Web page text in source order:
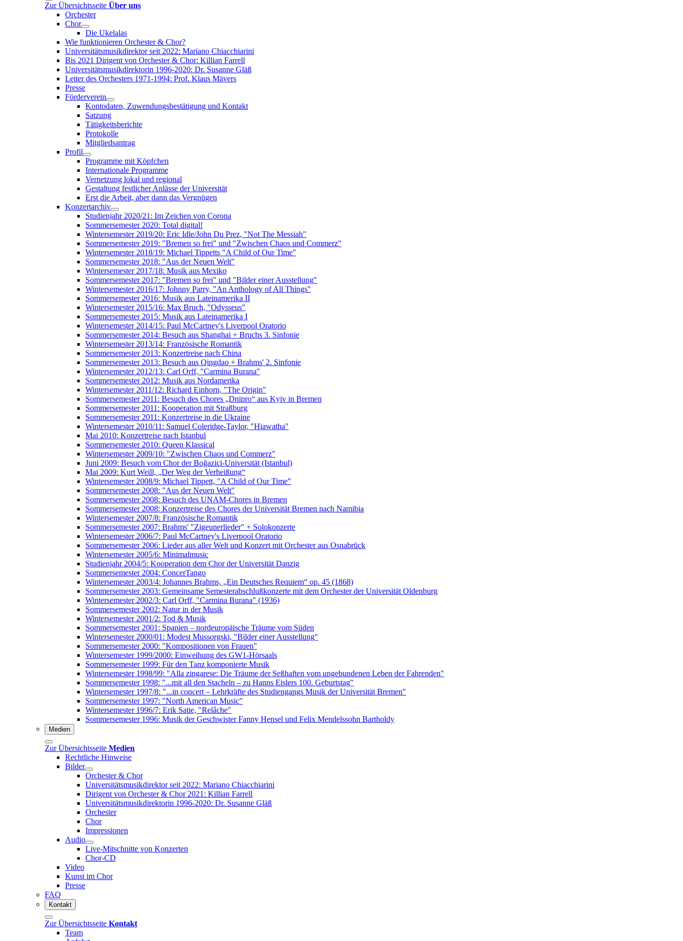
Zur Übersichtsseite Über uns
Orchester
Chor
Die Ukelalas
Wie funktionieren Orchester & Chor?
Universitätsmusikdirektor seit 2022: Mariano Chiacchiarini
Bis 2021 Dirigent von Orchester & Chor: Killian Farrell
Universitätsmusikdirektorin 1996-2020: Dr. Susanne Gläß
Leiter des Orchesters 1971-1994: Prof. Klaus Mävers
Presse
Förderverein
Kontodaten, Zuwendungsbestätigung und Kontakt
Satzung
Tätigkeitsberichte
Protokolle
Mitgliedsantrag
Profil
Programme mit Köpfchen
Internationale Programme
Vernetzung lokal und regional
Gestaltung festlicher Anlässe der Universität
Erst die Arbeit, aber dann das Vergnügen
Konzertarchiv
Studienjahr 2020/21: Im Zeichen von Corona
Sommersemester 2020: Total digital!
Wintersemester 2019/20: Eric Idle/John Du Prez, "Not The Messiah"
Sommersemester 2019: "Bremen so frei" und "Zwischen Chaos und Commerz"
Wintersemester 2018/19: Michael Tippetts "A Child of Our Time"
Sommersemester 2018: "Aus der Neuen Welt"
Wintersemester 2017/18: Musik aus Mexiko
Sommersemester 2017: "Bremen so frei" und "Bilder einer Ausstellung"
Wintersemester 2016/17: Johnny Parry, "An Anthology of All Things"
Sommersemester 2016: Musik aus Lateinamerika II
Wintersemester 2015/16: Max Bruch, "Odysseus"
Sommersemester 2015: Musik aus Lateinamerika I
Wintersemester 2014/15: Paul McCartney's Liverpool Oratorio
Sommersemester 2014: Besuch aus Shanghai + Bruchs 3. Sinfonie
Wintersemester 2013/14: Französische Romantik
Sommersemester 2013: Konzertreise nach China
Sommersemester 2013: Besuch aus Qingdao + Brahms' 2. Sinfonie
Wintersemester 2012/13: Carl Orff, "Carmina Burana"
Sommersemester 2012: Musik aus Nordamerika
Wintersemester 2011/12: Richard Einhorn, "The Origin"
Sommersemester 2011: Besuch des Chores „Dnipro“ aus Kyiv in Bremen
Sommersemester 2011: Kooperation mit Straßburg
Sommersemester 2011: Konzertreise in die Ukraine
Wintersemester 2010/11: Samuel Coleridge-Taylor, "Hiawatha"
Mai 2010: Konzertreise nach Istanbul
Sommersemester 2010: Queen Klassical
Wintersemester 2009/10: "Zwischen Chaos und Commerz"
Juni 2009: Besuch vom Chor der Boğaziçi-Universität (Istanbul)
Mai 2009: Kurt Weill, „Der Weg der Verheißung“
Wintersemester 2008/9: Michael Tippett, "A Child of Our Time"
Sommersemester 2008: "Aus der Neuen Welt"
Sommersemester 2008: Besuch des UNAM-Chores in Bremen
Sommersemester 2008: Konzertreise des Chores der Universität Bremen nach Namibia
Wintersemester 2007/8: Französische Romantik
Sommersemester 2007: Brahms' "Zigeunerlieder" + Solokonzerte
Wintersemester 2006/7: Paul McCartney's Liverpool Oratorio
Sommersemester 2006: Lieder aus aller Welt und Konzert mit Orchester aus Osnabrück
Wintersemester 2005/6: Minimalmusic
Studienjahr 2004/5: Kooperation dem Chor der Universität Danzig
Sommersemester 2004: ConcerTango
Wintersemester 2003/4: Johannes Brahms, „Ein Deutsches Requiem“ op. 45 (1868)
Sommersemester 2003: Gemeinsame Semesterabschlußkonzerte mit dem Orchester der Universität Oldenburg
Wintersemester 2002/3: Carl Orff, "Carmina Burana" (1936)
Sommersemester 2002: Natur in der Musik
Wintersemester 2001/2: Tod & Musik
Sommersemester 2001: Spanien – nordeuropäische Träume vom Süden
Wintersemester 2000/01: Modest Mussorgski, "Bilder einer Ausstellung"
Sommersemester 2000: "Kompositionen von Frauen"
Wintersemester 1999/2000: Einweihung des GW1-Hörsaals
Sommersemester 1999: Für den Tanz komponierte Musik
Wintersemester 1998/99: "Alla zingarese: Die Träume der Seßhaften vom ungebundenen Leben der Fahrenden"
Sommersemester 1998: "...mit all den Stacheln – zu Hanns Eislers 100. Geburtstag"
Wintersemester 1997/8: "...in concert – Lehrkräfte des Studiengangs Musik der Universität Bremen"
Sommersemester 1997: "North American Music"
Wintersemester 1996/7: Erik Satie, "Relâche"
Sommersemester 1996: Musik der Geschwister Fanny Hensel und Felix Mendelssohn Bartholdy
Medien
Zur Übersichtsseite Medien
Rechtliche Hinweise
Bilder
Orchester & Chor
Universitätsmusikdirektor seit 2022: Mariano Chiacchiarini
Dirigent von Orchester & Chor 2021: Killian Farrell
Universitätsmusikdirektorin 1996-2020: Dr. Susanne Gläß
Orchester
Chor
Impressionen
Audio
Live-Mitschnitte von Konzerten
Chor-CD
Video
Kunst im Chor
Presse
FAQ
Kontakt
Zur Übersichtsseite Kontakt
Team